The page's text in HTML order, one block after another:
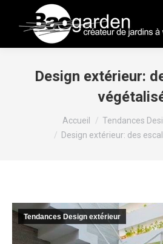
Design extérieur:
Vous êtes ici :Accueil
Tendances
Design extérieur: des
Tendances Design extérieur